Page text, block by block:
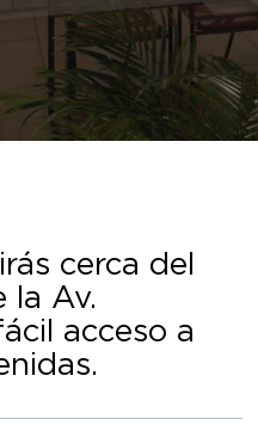
cerca del
la Av.
acceso a